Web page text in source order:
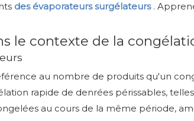
des évaporateurs surgélateurs .
le contexte de la
au nombre de produits qu'un
rapide de denrées périssables,
au cours de la même période,